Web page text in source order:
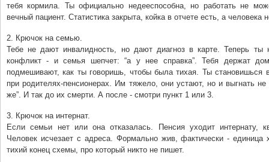
тебя кормила. Ты официально недееспособна, но работать не
вечный пациент. Статистика закрыта, койка в отчете есть, а человека
2. Крючок на семью.
Тебе не дают инвалидность, но дают диагноз в карте. Теперь ты
конфликт - и семья шепчет: “а у нее справка”. Тебя держат
подмешивают, как ты говоришь, чтобы была тихая. Ты становишься
при родителях-пенсионерах. Им тяжело, они устают, но и выгнать не
же”. И так до их смерти. А после - смотри пункт 1 или 3.
3. Крючок на интернат.
Если семьи нет или она отказалась. Пенсия уходит интернату,
Человек исчезает с адреса. Формально жив, фактически - единица
тихий конец схемы, про который никто не пишет.